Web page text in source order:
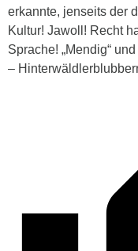
erkannte, jenseits der
Kultur! Jawoll! Recht
Sprache! „Mendig“
–